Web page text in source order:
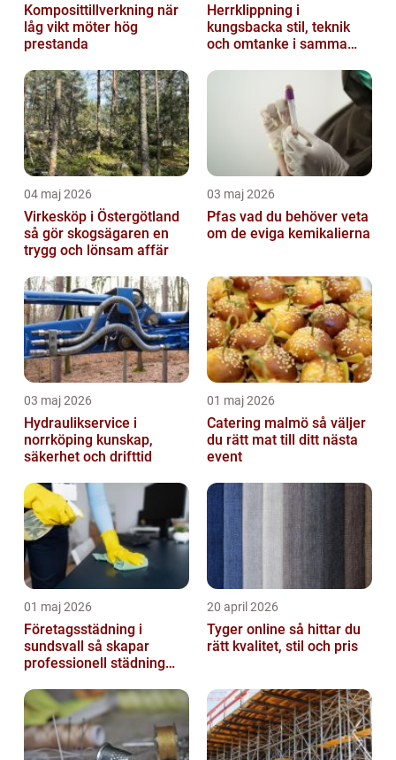
Komposittillverkning när
låg vikt möter hög
prestanda
Herrklippning i
kungsbacka stil, teknik
och omtanke i samma
04 maj 2026
Virkesköp i Östergötland
så gör skogsägaren en
trygg och lönsam affär
03 maj 2026
Pfas vad du behöver veta
om de eviga kemikalierna
03 maj 2026
Hydraulikservice i
norrköping kunskap,
säkerhet och drifttid
01 maj 2026
Catering malmö så väljer
du rätt mat till ditt nästa
event
01 maj 2026
Företagsstädning i
sundsvall så skapar
professionell städning
starkare varum...
20 april 2026
Tyger online så hittar du
rätt kvalitet, stil och pris